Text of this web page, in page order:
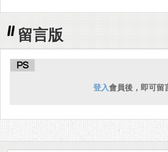
留言版
PS
登入會員後，即可留